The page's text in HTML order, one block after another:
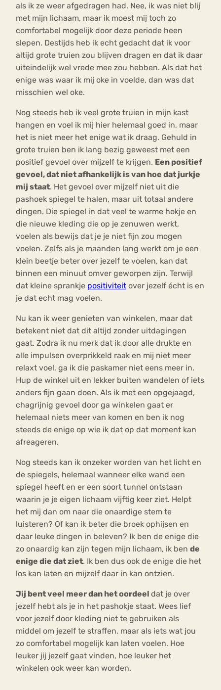
als ik ze weer afgedragen had. Nee, ik was niet blij
met mijn lichaam, maar ik moest mij toch zo
comfortabel mogelijk door deze periode heen
slepen. Destijds heb ik echt gedacht dat ik voor
altijd grote truien zou blijven dragen en dat ik daar
uiteindelijk wel vrede mee zou hebben. Als dat het
enige was waar ik mij oke in voelde, dan was dat
misschien wel oke.
Nog steeds heb ik veel grote truien in mijn kast
hangen en voel ik mij hier helemaal goed in, maar
het is niet meer het enige wat ik draag. Gehuld in
grote truien ben ik lang bezig geweest met een
positief gevoel over mijzelf te krijgen. Een positief
gevoel, dat niet afhankelijk is van hoe dat jurkje
mij staat. Het gevoel over mijzelf niet uit die
pashoek spiegel te halen, maar uit totaal andere
dingen. Die spiegel in dat veel te warme hokje en
die nieuwe kleding die op je zenuwen werkt,
voelen als bewijs dat je je niet fijn zou mogen
voelen. Zelfs als je maanden lang werkt om je een
klein beetje beter over jezelf te voelen, kan dat
binnen een minuut omver geworpen zijn. Terwijl
dat kleine sprankje positiviteit over jezelf écht is en
je dat echt mag voelen.
Nu kan ik weer genieten van winkelen, maar dat
betekent niet dat dit altijd zonder uitdagingen
gaat. Zodra ik nu merk dat ik door alle drukte en
alle impulsen overprikkeld raak en mij niet meer
relaxt voel, ga ik die paskamer niet eens meer in.
Hup de winkel uit en lekker buiten wandelen of iets
anders fijn gaan doen. Als ik met een opgejaagd,
chagrijnig gevoel door ga winkelen gaat er
helemaal niets meer van komen en ben ik nog
steeds de enige op wie ik dat op dat moment kan
afreageren.
Nog steeds kan ik onzeker worden van het licht en
de spiegels, helemaal wanneer elke wand een
spiegel heeft en er een soort tunnel ontstaan
waarin je je eigen lichaam vijftig keer ziet. Helpt
het mij dan om naar die onaardige stem te
luisteren? Of kan ik beter die broek ophijsen en
daar leuke dingen in beleven? Ik ben de enige die
zo onaardig kan zijn tegen mijn lichaam, ik ben de
enige die dat ziet. Ik ben dus ook de enige die het
los kan laten en mijzelf daar in kan ontzien.
Jij bent veel meer dan het oordeel dat je over
jezelf hebt als je in het pashokje staat. Wees lief
voor jezelf door kleding niet te gebruiken als
middel om jezelf te straffen, maar als iets wat jou
zo comfortabel mogelijk kan laten voelen. Hoe
leuker jij jezelf gaat vinden, hoe leuker het
winkelen ook weer kan worden.